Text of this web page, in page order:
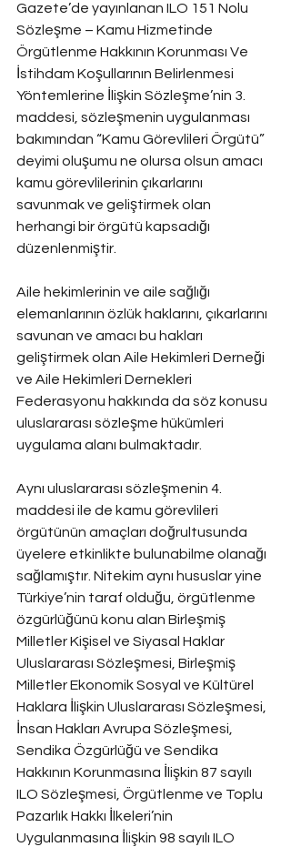
Gazete’de yayınlanan ILO 151 Nolu
Sözleşme – Kamu Hizmetinde
Örgütlenme Hakkının Korunması Ve
İstihdam Koşullarının Belirlenmesi
Yöntemlerine İlişkin Sözleşme’nin 3.
maddesi, sözleşmenin uygulanması
bakımından “Kamu Görevlileri Örgütü”
deyimi oluşumu ne olursa olsun amacı
kamu görevlilerinin çıkarlarını
savunmak ve geliştirmek olan
herhangi bir örgütü kapsadığı
düzenlenmiştir.
Aile hekimlerinin ve aile sağlığı
elemanlarının özlük haklarını, çıkarlarını
savunan ve amacı bu hakları
geliştirmek olan Aile Hekimleri Derneği
ve Aile Hekimleri Dernekleri
Federasyonu hakkında da söz konusu
uluslararası sözleşme hükümleri
uygulama alanı bulmaktadır.
Aynı uluslararası sözleşmenin 4.
maddesi ile de kamu görevlileri
örgütünün amaçları doğrultusunda
üyelere etkinlikte bulunabilme olanağı
sağlamıştır. Nitekim aynı hususlar yine
Türkiye’nin taraf olduğu, örgütlenme
özgürlüğünü konu alan Birleşmiş
Milletler Kişisel ve Siyasal Haklar
Uluslararası Sözleşmesi, Birleşmiş
Milletler Ekonomik Sosyal ve Kültürel
Haklara İlişkin Uluslararası Sözleşmesi,
İnsan Hakları Avrupa Sözleşmesi,
Sendika Özgürlüğü ve Sendika
Hakkının Korunmasına İlişkin 87 sayılı
ILO Sözleşmesi, Örgütlenme ve Toplu
Pazarlık Hakkı İlkeleri’nin
Uygulanmasına İlişkin 98 sayılı ILO